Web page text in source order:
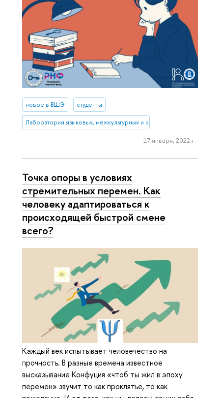
новое в ВШЭ студенты
Лаборатория языковых, межкультурных и креативных компетенций
17 января, 2022 г.
Точка опоры в условиях
стремительных перемен. Как
человеку адаптироваться к
происходящей быстрой смене
всего?
Каждый век испытывает человечество на
прочность. В разные времена известное
высказывание Конфуция «чтоб ты жил в эпоху
перемен» звучит то как проклятье, то как